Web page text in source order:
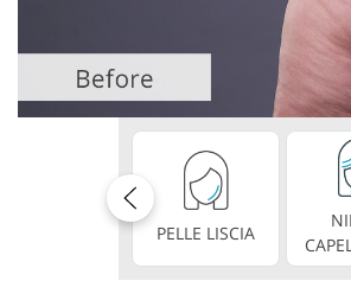
Servizi di ritocco
prodotto
PELLE LISCIA